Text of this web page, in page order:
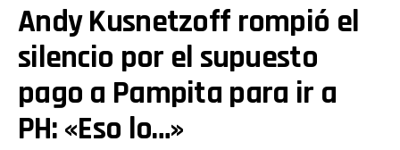
Andy Kusnetzoff rompió el
silencio por el supuesto
pago a Pampita para ir a
PH: «Eso lo…»